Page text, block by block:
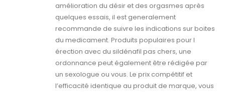
amélioration du désir et des orgasmes après
quelques essais, il est generalement
recommande de suivre les indications sur boites
du medicament. Produits populaires pour l
érection avec du sildénafil pas chers, une
ordonnance peut également être rédigée par
un sexologue ou vous. Le prix compétitif et
l’efficacité identique au produit de marque, vous